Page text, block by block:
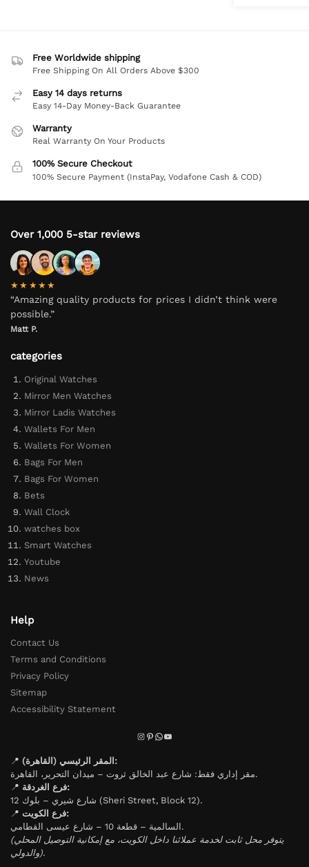
Free Worldwide shipping
Free Shipping On All Orders Above $300
Easy 14 days returns
Easy 14-Day Money-Back Guarantee
Warranty
Real Warranty On Your Products
100% Secure Checkout
100% Secure Payment (InstaPay, Vodafone Cash & COD)
Over 1,000 5-star reviews
★★★★★
“Amazing quality products for prices I didn’t think were
possible.”
Matt P.
categories
Original Watches
Mirror Men Watches
Mirror Ladis Watches
Wallets For Men
Wallets For Women
Bags For Men
Bags For Women
Bets
Wall Clock
watches box
Smart Watches
Youtube
News
Help
Contact Us
Terms and Conditions
Privacy Policy
Sitemap
Accessibility Statement
📍
المقر الرئيسي (القاهرة):
مقر إداري فقط: شارع عبد الخالق ثروت – ميدان التحرير، القاهرة.
📍
فرع الغردقة:
شارع شيري – بلوك 12 (Sheri Street, Block 12).
📍
فرع الكويت:
السالمية – قطعة 10 – شارع عيسى القطامي.
(يتوفر محل ثابت لخدمة عملائنا داخل الكويت، مع إمكانية التوصيل المحلي
والدولي).